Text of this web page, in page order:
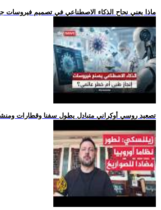
.. ماذا يعني نجاح الذكاء الاصطناعي في تصميم
.. تصعيد روسي أوكراني متبادل يطول سفنا وقطارات